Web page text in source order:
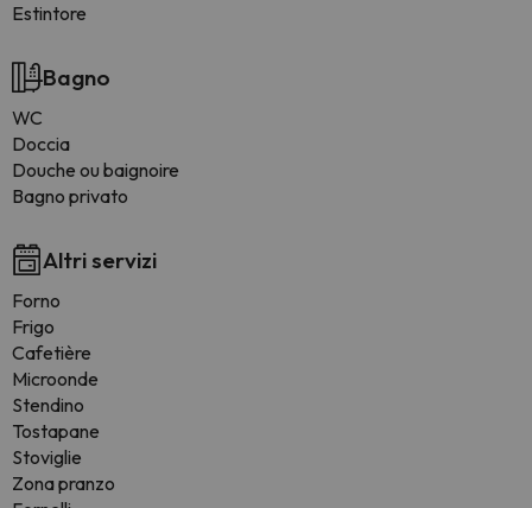
Estintore
Bagno
WC
Doccia
Douche ou baignoire
Bagno privato
Altri servizi
Forno
Frigo
Cafetière
Microonde
Stendino
Tostapane
Stoviglie
Zona pranzo